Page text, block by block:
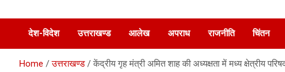
e
देश-विदेश उत्तराखण्ड आलेख अपराध राजनीति चिंतन
Home उत्तराखण्ड केंद्रीय गृह मंत्री अमित शाह की अध्यक्षता में मध्य क्षेत्रीय